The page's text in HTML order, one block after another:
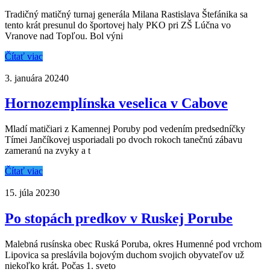
Tradičný matičný turnaj generála Milana Rastislava Štefánika sa
tento krát presunul do športovej haly PKO pri ZŠ Lúčna vo
Vranove nad Topľou. Bol výni
Čítať viac
3. januára 20240
Hornozemplínska veselica v Cabove
Mladí matičiari z Kamennej Poruby pod vedením predsedníčky
Tímei Jančíkovej usporiadali po dvoch rokoch tanečnú zábavu
zameranú na zvyky a t
Čítať viac
15. júla 20230
Po stopách predkov v Ruskej Porube
Malebná rusínska obec Ruská Poruba, okres Humenné pod vrchom
Lipovica sa preslávila bojovým duchom svojich obyvateľov už
niekoľko krát. Počas 1. sveto